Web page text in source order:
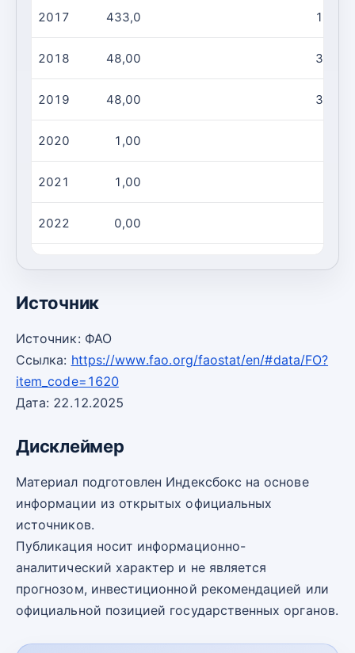
2017 433,0 195,0
2018 48,00 37,00
2019 48,00 37,00
2020 1,00
2021 1,00
2022 0,00
0,00
Источник
Источник: ФАО
Ссылка: https://www.fao.org/faostat/en/#data/FO?
item_code=1620
Дата: 22.12.2025
Дисклеймер
Материал подготовлен Индексбокс на основе
информации из открытых официальных
источников.
Публикация носит информационно-
аналитический характер и не является
прогнозом, инвестиционной рекомендацией или
официальной позицией государственных органов.